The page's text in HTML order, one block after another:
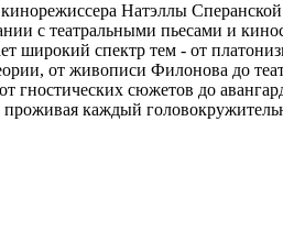
Натэллы
с театральными пьесами и
широкий спектр тем - от
от живописи Филонова до
гностических сюжетов до
каждый